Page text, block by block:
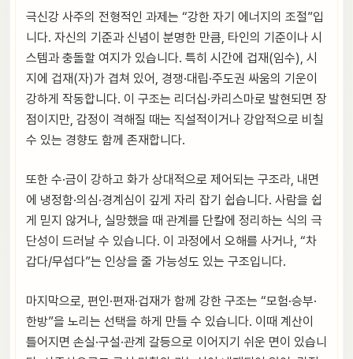
극신강 사주의 전형적인 과제는 “강한 자기 에너지의 조절”입
니다. 자신의 기준과 신념이 분명한 만큼, 타인의 기준이나 시
스템과 충돌할 여지가 있습니다. 특히 시간에 겁재(임수), 시
지에 겁재(자)가 겹쳐 있어, 경쟁·대립·주도권 싸움의 기운이
강하게 작동합니다. 이 구조는 리더십·카리스마로 발현되면 장
점이지만, 감정이 격해질 때는 직설적이거나 강압적으로 비칠
수 있는 경향도 함께 존재합니다.
또한 수·금이 강하고 화가 상대적으로 제어되는 구조라, 내면
에 냉정함·의심·경계심이 깊게 자리 잡기 쉽습니다. 사람을 쉽
게 믿지 않거나, 실망했을 때 관계를 단칼에 정리하는 식의 극
단성이 드러날 수 있습니다. 이 과정에서 오해를 사거나, “차
갑다/무섭다”는 인상을 줄 가능성도 있는 구조입니다.
마지막으로, 편인·편재·겁재가 함께 강한 구조는 “모험·승부·
한방”을 노리는 선택을 하게 만들 수 있습니다. 이때 계산이
틀어지면 손실·구설·관계 갈등으로 이어지기 쉬운 면이 있습니